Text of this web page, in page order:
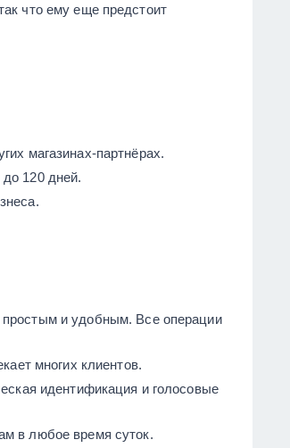
что ему еще предстоит
магазинах-партнёрах.
120 дней.
и удобным. Все операции
многих клиентов.
идентификация и голосовые
в любое время суток.